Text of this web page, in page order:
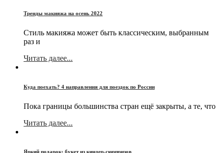
Тренды макияжа на осень 2022
Стиль макияжа может быть классическим, выбранным
раз и
Читать далее...
Куда поехать? 4 направления для поездок по России
Пока границы большинства стран ещё закрыты, а те, что
Читать далее...
Яркий подарок: букет из киндер-сюрпризов